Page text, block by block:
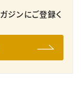
ジンにご登録く